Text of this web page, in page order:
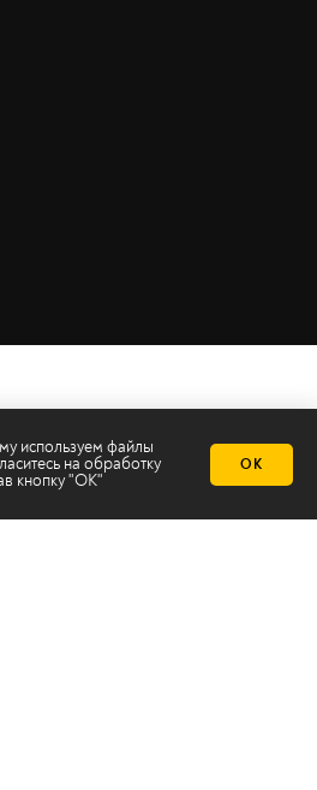
используем файлы
на обработку
кнопку "ОК"
ОК